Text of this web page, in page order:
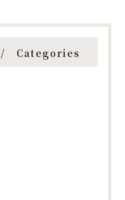
Categories